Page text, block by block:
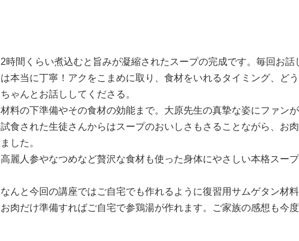
2時間くらい煮込むと旨みが凝縮されたスープの完成です。毎回お
は本当に丁寧！アクをこまめに取り、食材をいれるタイミング、ど
ちゃんとお話ししてくださる。
材料の下準備やその食材の効能まで。大原先生の真摯な姿にファン
試食された生徒さんからはスープのおいしさもさることながら、お
ました。
高麗人参やなつめなど贅沢な食材も使った身体にやさしい本格スー
なんと今回の講座ではご自宅でも作れるように復習用サムゲタン材
お肉だけ準備すればご自宅で参鶏湯が作れます。ご家族の感想も今度